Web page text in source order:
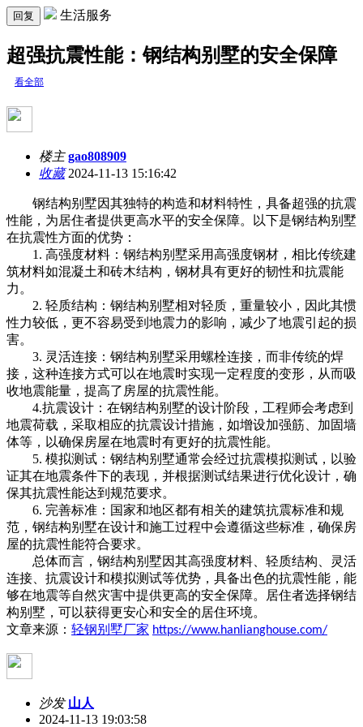
回复 生活服务
超强抗震性能：钢结构别墅的安全保障
看全部
楼主 gao808909
收藏2024-11-13 15:16:42
钢结构别墅因其独特的构造和材料特性，具备超强的抗震
性能，为居住者提供更高水平的安全保障。以下是钢结构别墅
在抗震性方面的优势：
1. 高强度材料：钢结构别墅采用高强度钢材，相比传统建
筑材料如混凝土和砖木结构，钢材具有更好的韧性和抗震能
力。
2. 轻质结构：钢结构别墅相对轻质，重量较小，因此其惯
性力较低，更不容易受到地震力的影响，减少了地震引起的损
害。
3. 灵活连接：钢结构别墅采用螺栓连接，而非传统的焊
接，这种连接方式可以在地震时实现一定程度的变形，从而吸
收地震能量，提高了房屋的抗震性能。
4.抗震设计：在钢结构别墅的设计阶段，工程师会考虑到
地震荷载，采取相应的抗震设计措施，如增设加强筋、加固墙
体等，以确保房屋在地震时有更好的抗震性能。
5. 模拟测试：钢结构别墅通常会经过抗震模拟测试，以验
证其在地震条件下的表现，并根据测试结果进行优化设计，确
保其抗震性能达到规范要求。
6. 完善标准：国家和地区都有相关的建筑抗震标准和规
范，钢结构别墅在设计和施工过程中会遵循这些标准，确保房
屋的抗震性能符合要求。
总体而言，钢结构别墅因其高强度材料、轻质结构、灵活
连接、抗震设计和模拟测试等优势，具备出色的抗震性能，能
够在地震等自然灾害中提供更高的安全保障。居住者选择钢结
构别墅，可以获得更安心和安全的居住环境。
文章来源： 轻钢别墅厂家 https://www.hanlianghouse.com/
沙发 山人
2024-11-13 19:03:58